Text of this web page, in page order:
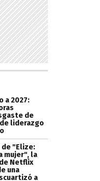
a 2027:
de
liderazgo
"Elize:
mujer", la
Netflix
una
a